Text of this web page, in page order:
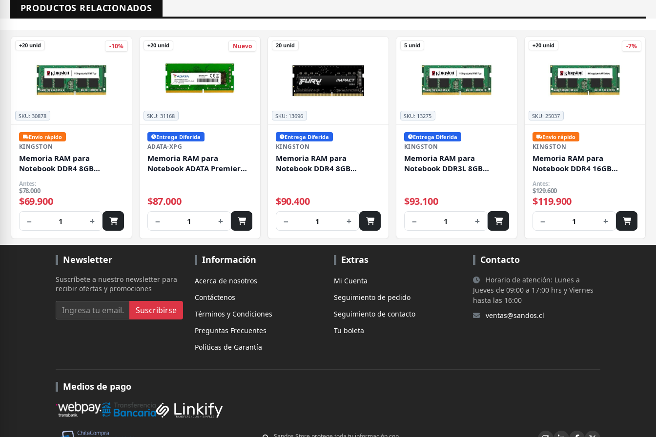
PRODUCTOS RELACIONADOS
-10%
SKU:30878
+20 unid
Envío rápido
KINGSTON
Memoria RAM para
Notebook DDR4 8GB
SO-DIMM, Non-ECC, 1.2V
Antes:
$78.000
$69.900
− 1 +
Nuevo
SKU:31168
+20 unid
Entrega Diferida
ADATA-XPG
Memoria RAM para
Notebook ADATA Premier
AD4S32008G22-SGN)
$87.000
− 1 +
SKU: 13696
20 unid
Entrega Diferida
KINGSTON
Memoria RAM para
Notebook DDR4 8GB
Non-ECC, 1.2V
$90.400
− 1 +
SKU: 13275
5 unid
Entrega Diferida
KINGSTON
Memoria RAM para
Notebook DDR3L 8GB
$93.100
− 1 +
-7%
SKU: 25037
+20 unid
Envío rápido
KINGSTON
Memoria RAM para
Notebook DDR4 16GB
SO-DIMM, 1.2V
Antes:
$129.600
$119.900
− 1 +
Newsletter
Suscríbete a nuestro newsletter para
recibir ofertas y promociones
Suscribirse
Información
Acerca de nosotros
Contáctenos
Términos y Condiciones
Preguntas Frecuentes
Políticas de Garantía
Extras
Mi Cuenta
Seguimiento de pedido
Seguimiento de contacto
Tu boleta
Contacto
Horario de atención: Lunes a
Jueves de 09:00 a 17:00 hrs y Viernes
hasta las 16:00
ventas@sandos.cl
Medios de pago